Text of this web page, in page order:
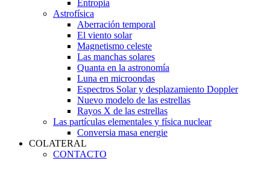
Entropia
Astrofísica
Aberración temporal
El viento solar
Magnetismo celeste
Las manchas solares
Quanta en la astronomía
Luna en microondas
Espectros Solar y desplazamiento Doppler
Nuevo modelo de las estrellas
Rayos X de las estrellas
Las partículas elementales y física nuclear
Conversia masa energie
COLATERAL
CONTACTO